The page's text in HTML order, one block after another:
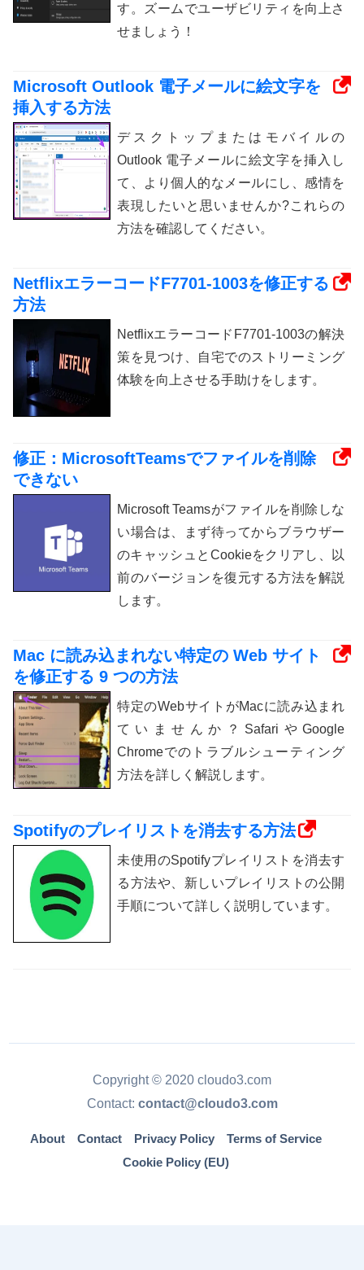
す。ズームでユーザビリティを向上さ
せましょう！
Microsoft Outlook 電子メールに絵文字を
挿入する方法
デスクトップまたはモバイルの
Outlook 電子メールに絵文字を挿入し
て、より個人的なメールにし、感情を
表現したいと思いませんか?これらの
方法を確認してください。
NetflixエラーコードF7701-1003を修正する
方法
NetflixエラーコードF7701-1003の解決
策を見つけ、自宅でのストリーミング
体験を向上させる手助けをします。
修正：MicrosoftTeamsでファイルを削除
できない
Microsoft Teamsがファイルを削除しな
い場合は、まず待ってからブラウザー
のキャッシュとCookieをクリアし、以
前のバージョンを復元する方法を解説
します。
Mac に読み込まれない特定の Web サイト
を修正する 9 つの方法
特定のWebサイトがMacに読み込まれ
ていませんか？SafariやGoogle
Chromeでのトラブルシューティング
方法を詳しく解説します。
Spotifyのプレイリストを消去する方法
未使用のSpotifyプレイリストを消去す
る方法や、新しいプレイリストの公開
手順について詳しく説明しています。
Copyright © 2020 cloudo3.com
Contact: contact@cloudo3.com
About Contact Privacy Policy
Terms of Service
Cookie Policy (EU)